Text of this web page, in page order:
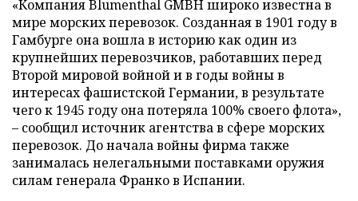
«Компания Blumenthal GMBH широко известна в
мире морских перевозок. Созданная в 1901 году в
Гамбурге она вошла в историю как один из
крупнейших перевозчиков, работавших перед
Второй мировой войной и в годы войны в
интересах фашистской Германии, в результате
чего к 1945 году она потеряла 100% своего флота»,
– сообщил источник агентства в сфере морских
перевозок. До начала войны фирма также
занималась нелегальными поставками оружия
силам генерала Франко в Испании.